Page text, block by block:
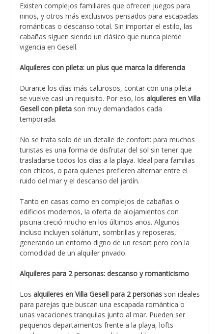
Existen complejos familiares que ofrecen juegos para
niños, y otros más exclusivos pensados para escapadas
románticas o descanso total. Sin importar el estilo, las
cabañas siguen siendo un clásico que nunca pierde
vigencia en Gesell.
Alquileres con pileta: un plus que marca la diferencia
Durante los días más calurosos, contar con una pileta
se vuelve casi un requisito. Por eso, los alquileres en Villa
Gesell con pileta son muy demandados cada
temporada.
No se trata solo de un detalle de confort: para muchos
turistas es una forma de disfrutar del sol sin tener que
trasladarse todos los días a la playa. Ideal para familias
con chicos, o para quienes prefieren alternar entre el
ruido del mar y el descanso del jardín.
Tanto en casas como en complejos de cabañas o
edificios modernos, la oferta de alojamientos con
piscina creció mucho en los últimos años. Algunos
incluso incluyen solárium, sombrillas y reposeras,
generando un entorno digno de un resort pero con la
comodidad de un alquiler privado.
Alquileres para 2 personas: descanso y romanticismo
Los alquileres en Villa Gesell para 2 personas son ideales
para parejas que buscan una escapada romántica o
unas vacaciones tranquilas junto al mar. Pueden ser
pequeños departamentos frente a la playa, lofts